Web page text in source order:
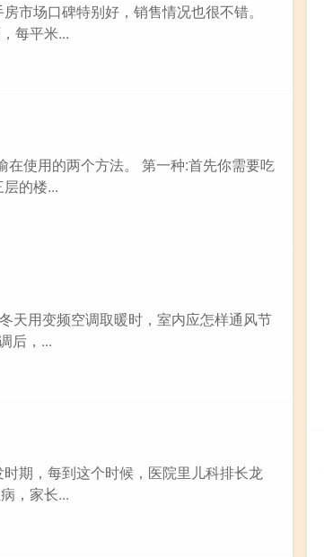
市场口碑特别好，销售情况也很不错。
每平米...
使用的两个方法。 第一种:首先你需要吃
的楼...
天用变频空调取暖时，室内应怎样通风节
后，...
期，每到这个时候，医院里儿科排长龙
，家长...